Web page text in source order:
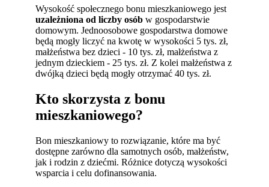
Wysokość społecznego bonu mieszkaniowego jest
uzależniona od liczby osób w gospodarstwie
domowym. Jednoosobowe gospodarstwa domowe
będą mogły liczyć na kwotę w wysokości 5 tys. zł,
małżeństwa bez dzieci - 10 tys. zł, małżeństwa z
jednym dzieckiem - 25 tys. zł. Z kolei małżeństwa z
dwójką dzieci będą mogły otrzymać 40 tys. zł.
Kto skorzysta z bonu
mieszkaniowego?
Bon mieszkaniowy to rozwiązanie, które ma być
dostępne zarówno dla samotnych osób, małżeństw,
jak i rodzin z dziećmi. Różnice dotyczą wysokości
wsparcia i celu dofinansowania.